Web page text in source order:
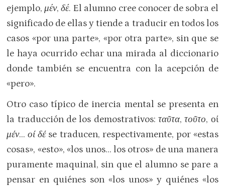
ejemplo,μέν,δέ. El alumno cree conocer de sobra el
significado de ellas y tiende a traducir en todos los
casos «por una parte», «por otra parte», sin que se
le haya ocurrido echar una mirada al diccionario
donde también se encuentra con la acepción de
«pero».
Otro caso típico de inercia mental se presenta en
la traducción de los demostrativos: ταῦτα,τοῦτο, οί
μέν…οί δέse traducen, respectivamente, por «estas
cosas», «esto», «los unos… los otros» de una manera
puramente maquinal, sin que el alumno se pare a
pensar en quiénes son «los unos» y quiénes «los